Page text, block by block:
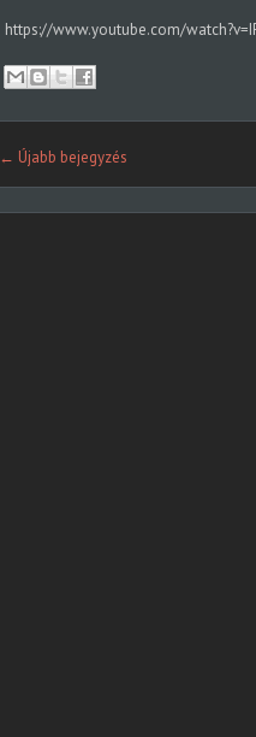
https://www.youtube.com/
← Újabb bejegyzés